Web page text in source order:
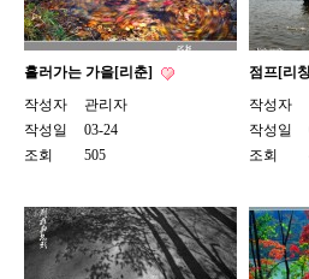
흘러가는 가을[리춘]
작성자
관리자
작성일
03-24
조회
505
점프[리
작성자
작성일
조회